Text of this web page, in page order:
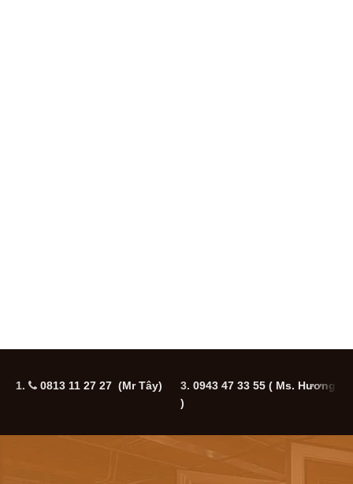
1. 0813 11 27 27 (Mr Tây) 3. 0943 47 33 55 ( Ms. Hương
)